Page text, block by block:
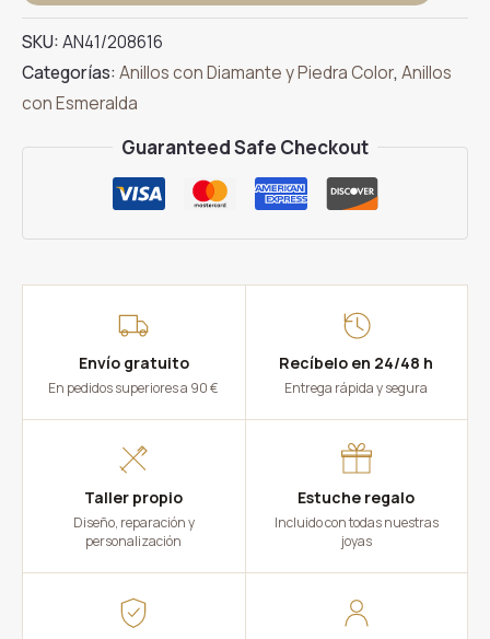
Diamantes
0,21
Ct
y
SKU:AN41/208616
Categorías:Anillos con Diamante y Piedra Color,Anillos
con Esmeralda
Guaranteed Safe Checkout
Envío gratuito
En pedidos superiores a 90 €
Recíbelo en 24/48 h
Entrega rápida y segura
Taller propio
Diseño, reparación y
personalización
Estuche regalo
Incluido con todas nuestras
joyas